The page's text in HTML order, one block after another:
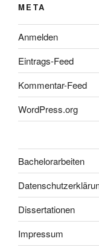
META
Anmelden
Eintrags-Feed
Kommentar-Feed
WordPress.org
Bachelorarbeiten
Dissertationen
Impressum